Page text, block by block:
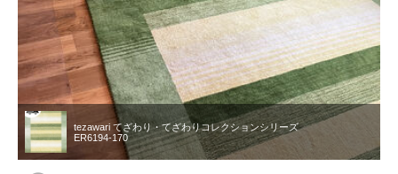
tezawari てざわり・てざわりコレクションシリーズ
ER6194-170